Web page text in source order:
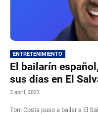
ENTRETENIMIENTO
El bailarín
sus días en El
3 abril, 2023
Toni Costa puso a bailar a El